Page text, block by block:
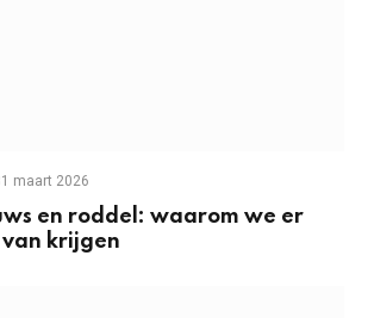
maart 2026
en roddel: waarom we er
krijgen